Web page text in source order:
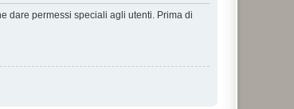
dare permessi speciali agli utenti. Prima di